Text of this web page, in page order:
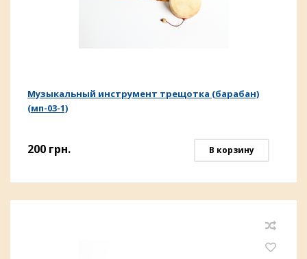
Музыкальный инструмент трещотка (барабан)
(мп-03-1)
200 грн. В корзину